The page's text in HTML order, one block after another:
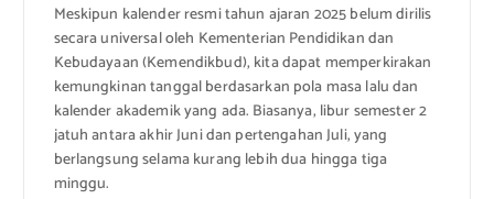
Meskipun kalender resmi tahun ajaran 2025 belum dirilis
secara universal oleh Kementerian Pendidikan dan
Kebudayaan (Kemendikbud), kita dapat memperkirakan
kemungkinan tanggal berdasarkan pola masa lalu dan
kalender akademik yang ada. Biasanya, libur semester 2
jatuh antara akhir Juni dan pertengahan Juli, yang
berlangsung selama kurang lebih dua hingga tiga
minggu.